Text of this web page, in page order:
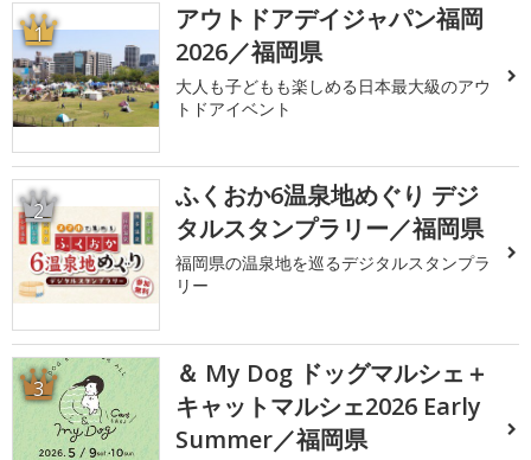
1
アウトドアデイジャパン福岡
2026／福岡県
大人も子どもも楽しめる日本最大級のアウ
トドアイベント
2
ふくおか6温泉地めぐり デジ
タルスタンプラリー／福岡県
福岡県の温泉地を巡るデジタルスタンプラ
リー
3
＆ My Dog ドッグマルシェ＋
キャットマルシェ2026 Early
Summer／福岡県